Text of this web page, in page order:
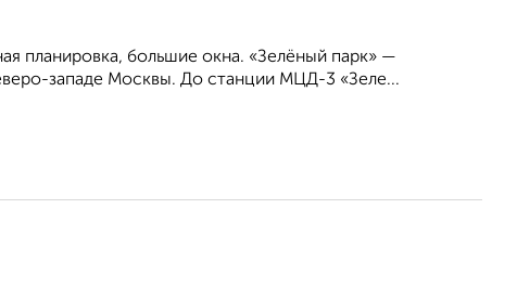
планировка, большие окна. «Зелёный парк» —
западе Москвы. До станции МЦД-3 «Зеле...